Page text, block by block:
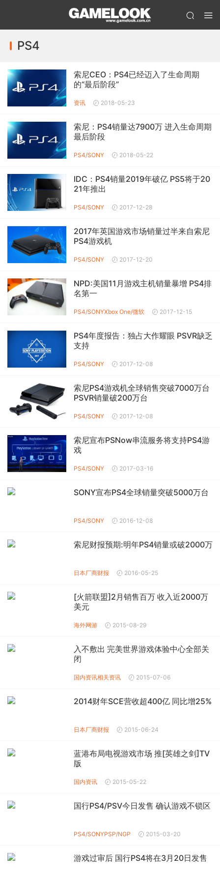
PS4
索尼CEO：PS4已经迈入了生命周期
的“最后阶段”
资讯 2018-05-23
索尼：PS4销量达7900万 进入生命周期
最后阶段
PS4/SONY 2018-05-22
IDC：PS4销量2019年破亿 PS5将于20
21年推出
PS4/SONY 2017-12-28
2017年英国游戏市场销量过半来自索尼
PS4游戏机
PS4/SONY 2017-12-20
NPD:美国11月游戏主机销量暴增 PS4排
名第一
PS4/SONYXbox One/微软 2017-12-15
PS4年度报告：独占大作耀眼 PSVR缺乏
支持
PS4/SONY 2017-12-08
索尼PS4游戏机全球销售突破7000万台
PSVR销量破200万台
PS4/SONY 2017-12-08
索尼宣布PSNow串流服务将支持PS4游
戏
PS4/SONY 2017-03-16
SONY宣布PS4全球销量突破5000万台
PS4/SONY 2016-12-08
索尼财报预期:明年PS4销量或破2000万
日本厂商财报 2016-05-25
[火箭联盟]2月销售百万 收入近2000万
美元
海外网游 2015-08-29
入不敷出 完美世界游戏体验中心全部关
闭
国内资讯相关资讯 2015-07-06
2014财年SCE营收超400亿 同比增25%
日本厂商财报 2015-06-24
蓝港布局电视游戏市场 推[英雄之剑]TV
版
国内资讯 2015-05-22
国行PS4/PSV今日发售 确认游戏不锁区
PS4/SONYPSP/NGP 2015-03-20
游戏过审后 国行PS4将在3月20日发售